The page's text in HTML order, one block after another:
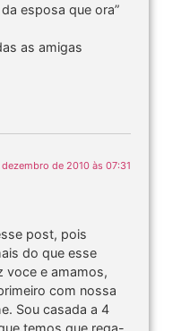
esposa que ora”
as amigas
de 2010 às 07:31
post, pois
do que esse
voce e amamos,
com nossa
Sou casada a 4
temos que rega-